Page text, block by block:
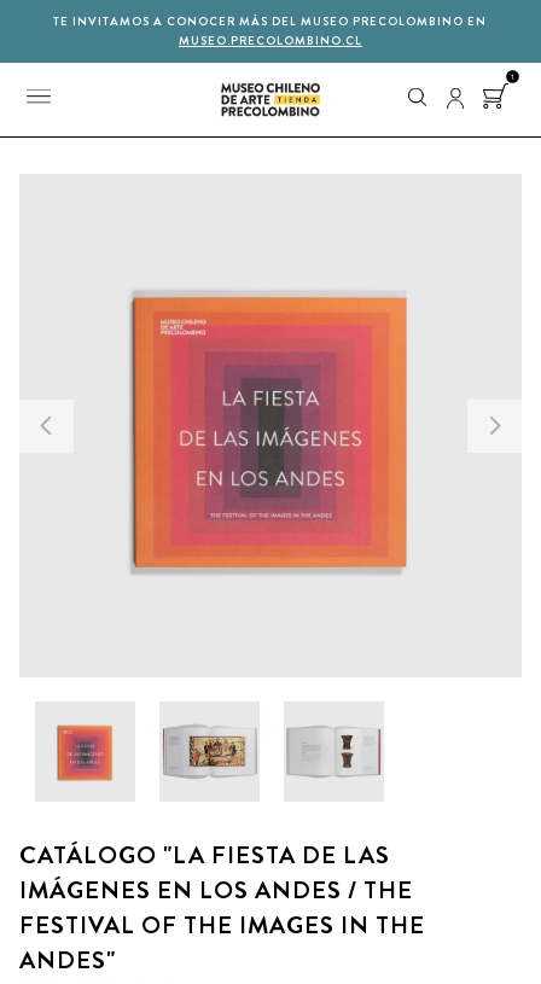
TE INVITAMOS A CONOCER MÁS DEL MUSEO PRECOLOMBINO EN
MUSEO.PRECOLOMBINO.CL
1
CATÁLOGO "LA FIESTA DE LAS
IMÁGENES EN LOS ANDES / THE
FESTIVAL OF THE IMAGES IN THE
ANDES"